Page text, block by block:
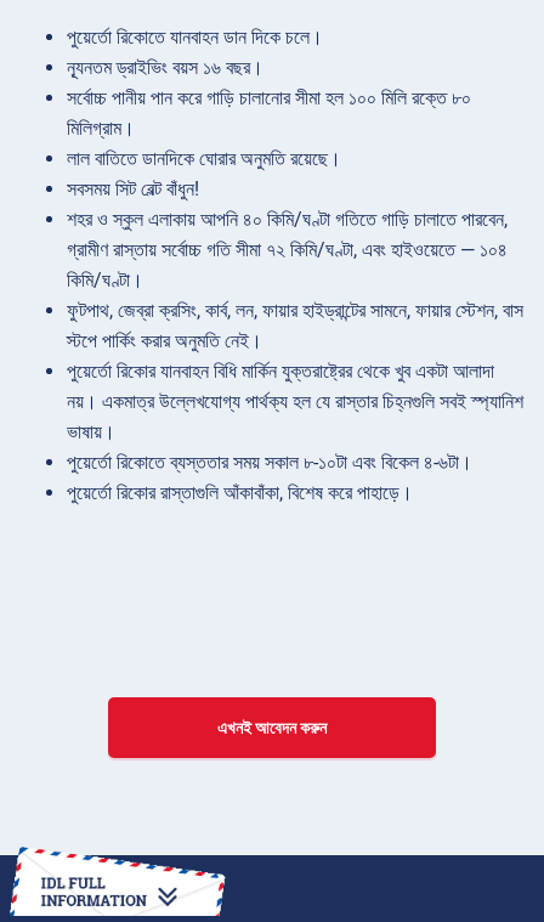
পুয়ের্তো রিকোতে যানবাহন ডান দিকে চলে।
ন্যূনতম ড্রাইভিং বয়স ১৬ বছর।
সর্বোচ্চ পানীয় পান করে গাড়ি চালানোর সীমা হল ১০০ মিলি রক্তে ৮০
মিলিগ্রাম।
লাল বাতিতে ডানদিকে ঘোরার অনুমতি রয়েছে।
সবসময় সিট বেল্ট বাঁধুন!
শহর ও স্কুল এলাকায় আপনি ৪০ কিমি/ঘণ্টা গতিতে গাড়ি চালাতে পারবেন,
গ্রামীণ রাস্তায় সর্বোচ্চ গতি সীমা ৭২ কিমি/ঘণ্টা, এবং হাইওয়েতে — ১০৪
কিমি/ঘণ্টা।
ফুটপাথ, জেব্রা ক্রসিং, কার্ব, লন, ফায়ার হাইড্রান্টের সামনে, ফায়ার স্টেশন, বাস
স্টপে পার্কিং করার অনুমতি নেই।
পুয়ের্তো রিকোর যানবাহন বিধি মার্কিন যুক্তরাষ্ট্রের থেকে খুব একটা আলাদা
নয়। একমাত্র উল্লেখযোগ্য পার্থক্য হল যে রাস্তার চিহ্নগুলি সবই স্প্যানিশ
ভাষায়।
পুয়ের্তো রিকোতে ব্যস্ততার সময় সকাল ৮-১০টা এবং বিকেল ৪-৬টা।
পুয়ের্তো রিকোর রাস্তাগুলি আঁকাবাঁকা, বিশেষ করে পাহাড়ে।
এখনই আবেদন করুন
কীভাবে